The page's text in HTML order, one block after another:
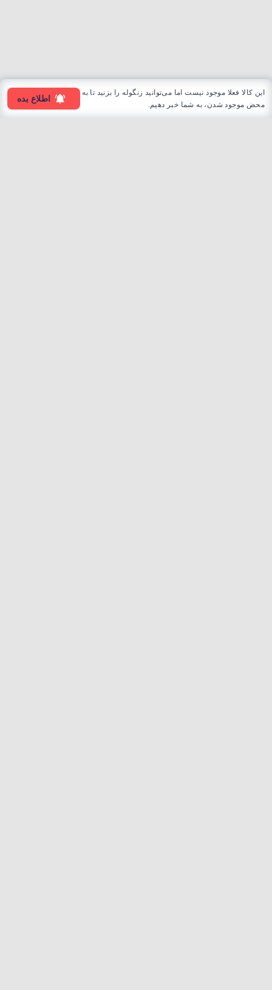
این کالا فعلا موجود نیست اما می‌توانید زنگوله را بزنید تا به
محض موجود شدن، به شما خبر دهیم.
اطلاع بده